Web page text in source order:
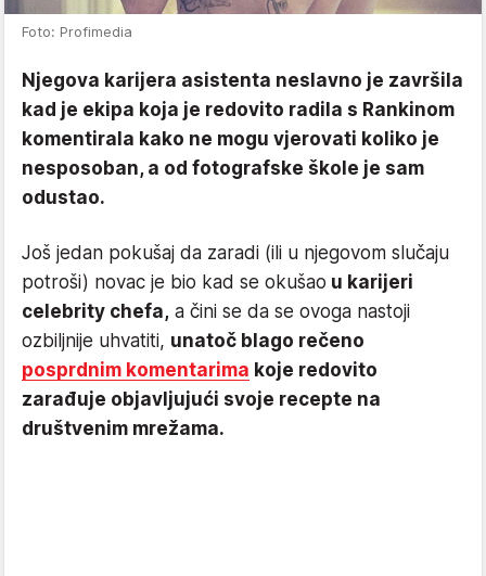
Foto: Profimedia
Njegova karijera asistenta neslavno je završila
kad je ekipa koja je redovito radila s Rankinom
komentirala kako ne mogu vjerovati koliko je
nesposoban, a od fotografske škole je sam
odustao.
Još jedan pokušaj da zaradi (ili u njegovom slučaju
potroši) novac je bio kad se okušao u karijeri
celebrity chefa, a čini se da se ovoga nastoji
ozbiljnije uhvatiti, unatoč blago rečeno
posprdnim komentarima koje redovito
zarađuje objavljujući svoje recepte na
društvenim mrežama.